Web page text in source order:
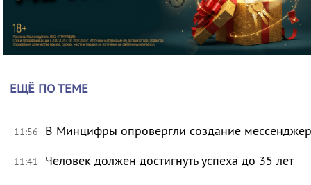
ЕЩЁ ПО ТЕМЕ
11:56 В Минцифры опровергли создание
11:41 Человек должен достигнуть успеха до 35 лет